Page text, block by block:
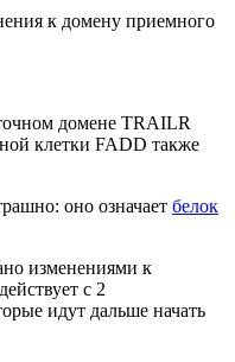
к домену приемного
домене TRAILR
клетки FADD также
оно означает белок
изменениями к
с 2
идут дальше начать